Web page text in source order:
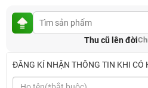
Thu cũ lên đời
ĐĂNG KÍ NHẬN THÔNG TIN KHI CÓ